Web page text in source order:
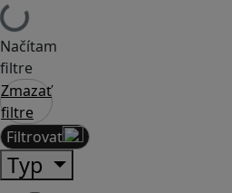
Načítam
filtre
Zmazať
filtre
Filtrovať
Typ